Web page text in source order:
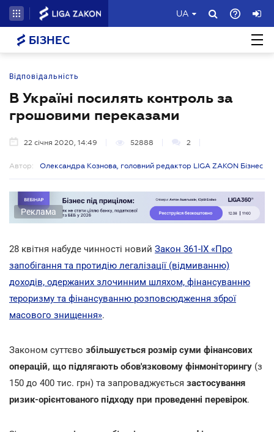
UA
БІЗНЕС
Відповідальність
В Україні посилять контроль за
грошовими переказами
22 січня 2020, 14:49 52888 2
Автор: Олександра Кознова, головний редактор LIGA ZAKON Бізнес
Реклама
28 квітня набуде чинності новий Закон 361-IX «Про
запобігання та протидію легалізації (відмиванню)
доходів, одержаних злочинним шляхом, фінансуванню
тероризму та фінансуванню розповсюдження зброї
масового знищення».
Законом суттєво збільшується розмір суми фінансових
операцій, що підлягають обов'язковому фінмоніторингу (з
150 до 400 тис. грн) та запроваджується застосування
ризик-орієнтованого підходу при проведенні перевірок.